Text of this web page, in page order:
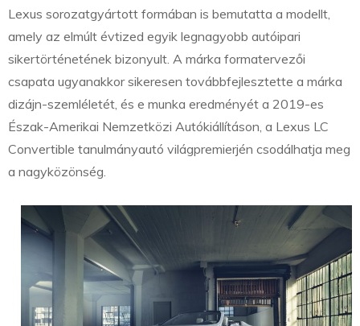
Lexus sorozatgyártott formában is bemutatta a modellt,
amely az elmúlt évtized egyik legnagyobb autóipari
sikertörténetének bizonyult. A márka formatervezői
csapata ugyanakkor sikeresen továbbfejlesztette a márka
dizájn-szemléletét, és e munka eredményét a 2019-es
Észak-Amerikai Nemzetközi Autókiállításon, a Lexus LC
Convertible tanulmányautó világpremierjén csodálhatja meg
a nagyközönség.